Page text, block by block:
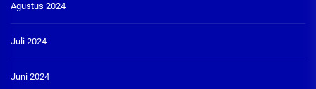
Agustus 2024
Juli 2024
Juni 2024